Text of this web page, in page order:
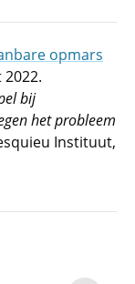
opmars
2022.
bij
het probleem
Instituut,